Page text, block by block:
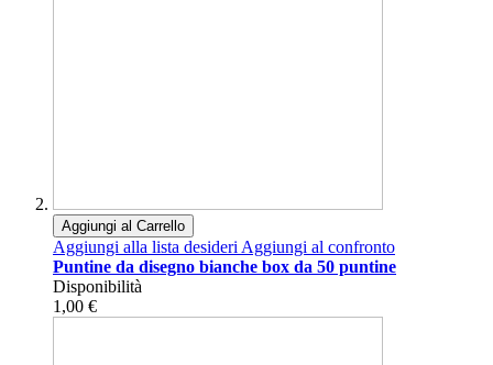
Aggiungi al Carrello
Aggiungi alla lista desideriAggiungi al confronto
Puntine da disegno bianche box da 50 puntine
Disponibilità
1,00 €